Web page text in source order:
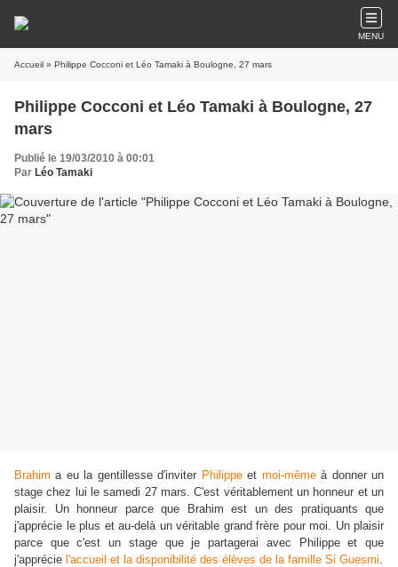
MENU
Accueil » Philippe Cocconi et Léo Tamaki à Boulogne, 27 mars
Philippe Cocconi et Léo Tamaki à Boulogne, 27
mars
Publié le 19/03/2010 à 00:01
Par Léo Tamaki
Brahim a eu la gentillesse d'inviter Philippeet moi-mêmeà donner un
stage chez lui le samedi 27 mars. C'est véritablement un honneur et un
plaisir. Un honneur parce que Brahim est un des pratiquants que
j'apprécie le plus et au-delà un véritable grand frère pour moi. Un plaisir
parce que c'est un stage que je partagerai avec Philippe et que
j'apprécie l'accueil et la disponibilité des élèves de la famille Si Guesmi.